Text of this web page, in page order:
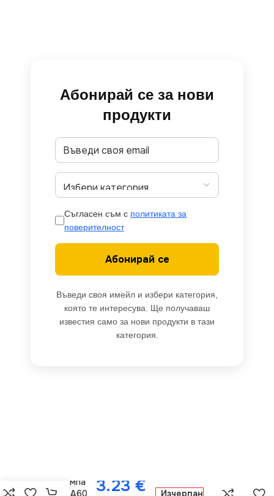
Абонирай се за нови
продукти
Съгласен съм с политиката за
поверителност
Абонирай се
Въведи своя имейл и избери категория,
която те интересува. Ще получаваш
известия само за нови продукти в тази
категория.
ЛЕД Лампа
IQ-LED A60
3.23 € Изчерпан